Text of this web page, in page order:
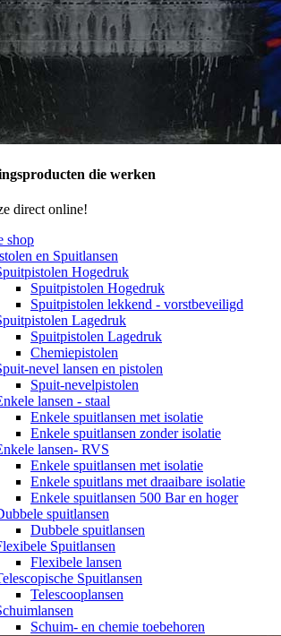
die werken
direct online!
shop
en Spuitlansen
Hogedruk
Spuitpistolen Hogedruk
Spuitpistolen lekkend - vorstbeveiligd
Lagedruk
Spuitpistolen Lagedruk
Chemiepistolen
nevel lansen en pistolen
Spuit-nevelpistolen
lansen - staal
Enkele spuitlansen met isolatie
Enkele spuitlansen zonder isolatie
lansen- RVS
Enkele spuitlansen met isolatie
Enkele spuitlans met draaibare isolatie
Enkele spuitlansen 500 Bar en hoger
spuitlansen
Dubbele spuitlansen
Spuitlansen
Flexibele lansen
Spuitlansen
Telescooplansen
Schuim- en chemie toebehoren